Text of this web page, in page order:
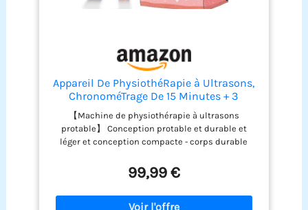
Appareil De PhysiothéRapie à Ultrasons,
ChronoméTrage De 15 Minutes + 3
Vitesses RéGlables, ThéRapie Physique -
Pour Soulager Les Douleurs Corporelles,
Masseur Corporel De GuéRison
Musculaire
【Machine de physiothérapie à ultrasons
protable】 Conception protable et durable et
léger et conception compacte - corps durable
partie plus large du corps. Destiné aux
soulagement du cou, du dos, des jambes, des
douleurs aux pieds, des spasmes musculaires et
des contractures articulaires. peut être utilisé sur
99,99 €